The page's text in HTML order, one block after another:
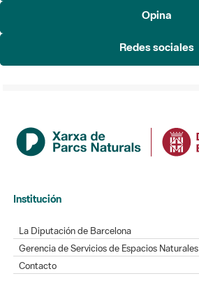
Opina
Redes sociales
Institución
La Diputación de Barcelona
Gerencia de Servicios de Espacios Naturales
Contacto